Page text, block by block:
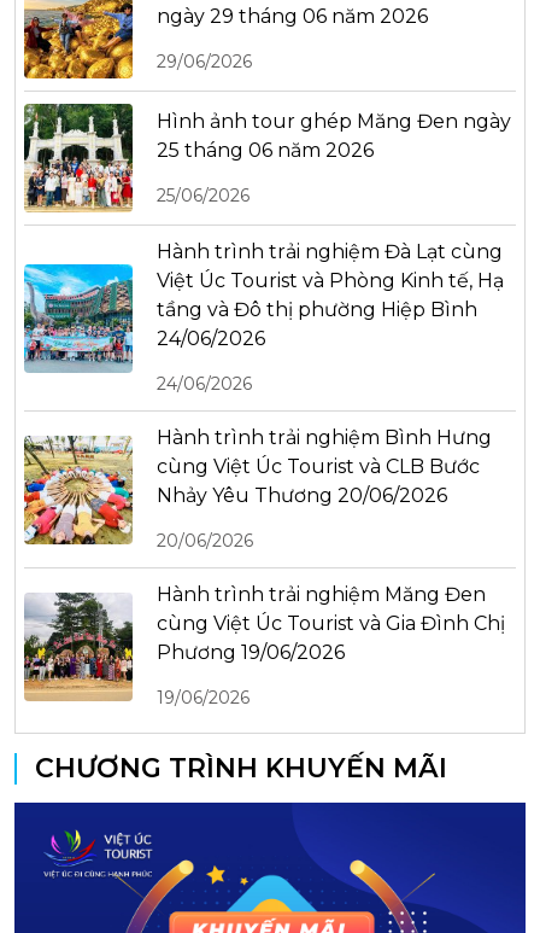
ngày 29 tháng 06 năm 2026
29/06/2026
Hình ảnh tour ghép Măng Đen ngày
25 tháng 06 năm 2026
25/06/2026
Hành trình trải nghiệm Đà Lạt cùng
Việt Úc Tourist và Phòng Kinh tế, Hạ
tầng và Đô thị phường Hiệp Bình
24/06/2026
24/06/2026
Hành trình trải nghiệm Bình Hưng
cùng Việt Úc Tourist và CLB Bước
Nhảy Yêu Thương 20/06/2026
20/06/2026
Hành trình trải nghiệm Măng Đen
cùng Việt Úc Tourist và Gia Đình Chị
Phương 19/06/2026
19/06/2026
CHƯƠNG TRÌNH KHUYẾN MÃI